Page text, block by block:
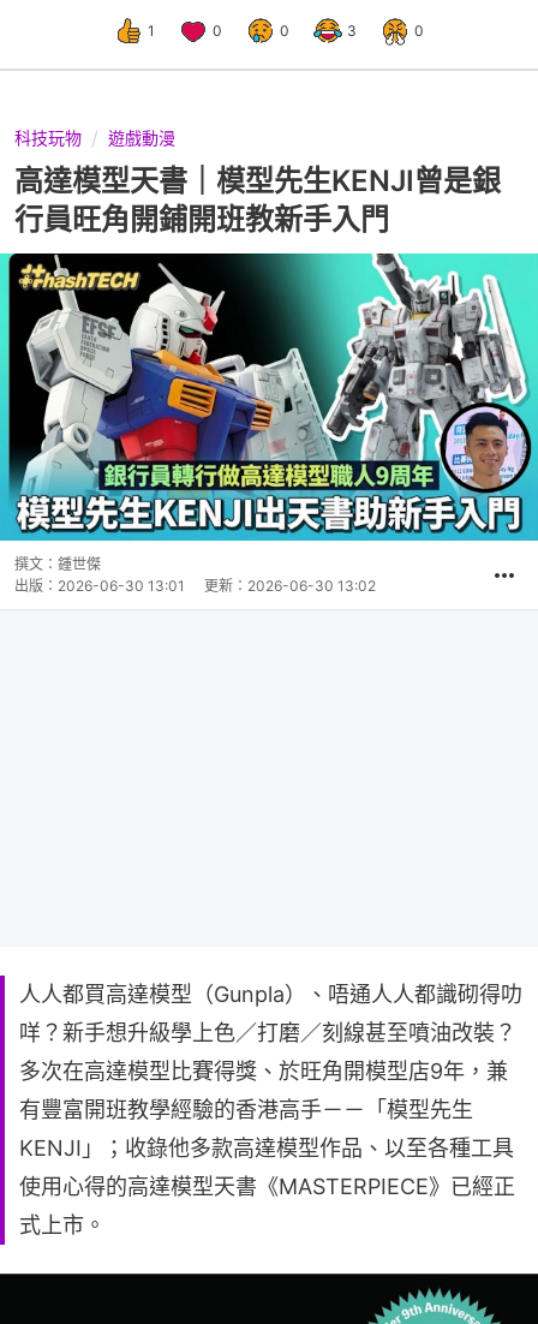
1 0 0 3 0
科技玩物 遊戲動漫
高達模型天書｜模型先生KENJI曾是銀
行員旺角開鋪開班教新手入門
撰文： 鍾世傑
出版： 2026-06-30 13:01 更新： 2026-06-30 13:02
人人都買高達模型（Gunpla）、唔通人人都識砌得叻
咩？新手想升級學上色／打磨／刻線甚至噴油改裝？
多次在高達模型比賽得獎、於旺角開模型店9年，兼
有豐富開班教學經驗的香港高手－－「模型先生
KENJI」；收錄他多款高達模型作品、以至各種工具
使用心得的高達模型天書《MASTERPIECE》已經正
式上市。